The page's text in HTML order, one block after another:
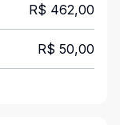
R$ 462,00
R$ 50,00